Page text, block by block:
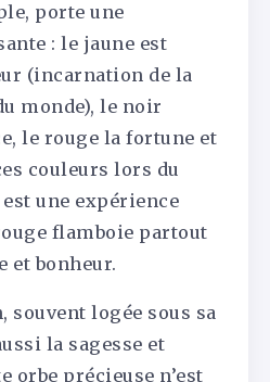
porte une
: le jaune est
(incarnation de la
monde), le noir
le rouge la fortune et
couleurs lors du
est une expérience
flamboie partout
et bonheur.
souvent logée sous sa
la sagesse et
orbe précieuse n’est